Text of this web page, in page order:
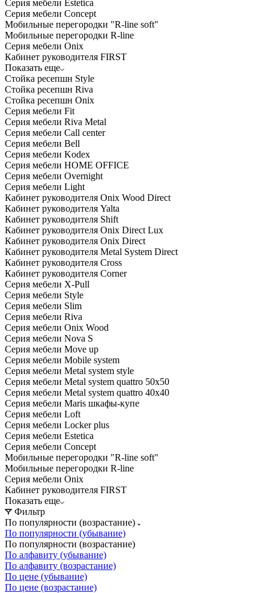
Серия мебели Estetica
Серия мебели Concept
Мобильные перегородки "R-line soft"
Мобильные перегородки R-line
Серия мебели Onix
Кабинет руководителя FIRST
Показать еще
Стойка ресепшн Style
Стойка ресепшн Riva
Стойка ресепшн Onix
Серия мебели Fit
Серия мебели Riva Metal
Серия мебели Call center
Серия мебели Bell
Серия мебели Kodex
Серия мебели HOME OFFICE
Серия мебели Overnight
Серия мебели Light
Кабинет руководителя Onix Wood Direct
Кабинет руководителя Yalta
Кабинет руководителя Shift
Кабинет руководителя Onix Direct Lux
Кабинет руководителя Onix Direct
Кабинет руководителя Metal System Direct
Кабинет руководителя Cross
Кабинет руководителя Corner
Серия мебели X-Pull
Серия мебели Style
Серия мебели Slim
Серия мебели Riva
Серия мебели Onix Wood
Серия мебели Nova S
Серия мебели Move up
Серия мебели Mobile system
Серия мебели Metal system style
Серия мебели Metal system quattro 50x50
Серия мебели Metal system quattro 40x40
Серия мебели Maris шкафы-купе
Серия мебели Loft
Серия мебели Locker plus
Серия мебели Estetica
Серия мебели Concept
Мобильные перегородки "R-line soft"
Мобильные перегородки R-line
Серия мебели Onix
Кабинет руководителя FIRST
Показать еще
Фильтр
По популярности (возрастание)
По популярности (убывание)
По популярности (возрастание)
По алфавиту (убывание)
По алфавиту (возрастание)
По цене (убывание)
По цене (возрастание)